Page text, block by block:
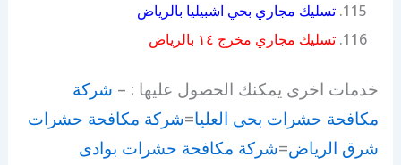
تسليك مجاري بحي اشبيليا بالرياض
تسليك مجاري مخرج ١٤ بالرياض
خدمات اخرى يمكنك الحصول عليها : – شركة
مكافحة حشرات بحى العليا=شركة مكافحة حشرات
شرق الرياض=شركة مكافحة حشرات بوادى